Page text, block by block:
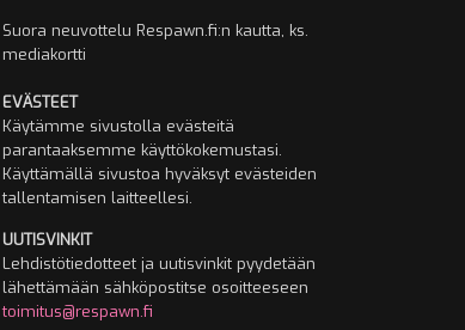
Suora neuvottelu Respawn.fi:n kautta, ks.
mediakortti
EVÄSTEET
Käytämme sivustolla evästeitä
parantaaksemme käyttökokemustasi.
Käyttämällä sivustoa hyväksyt evästeiden
tallentamisen laitteellesi.
UUTISVINKIT
Lehdistötiedotteet ja uutisvinkit pyydetään
lähettämään sähköpostitse osoitteeseen
toimitus@respawn.fi